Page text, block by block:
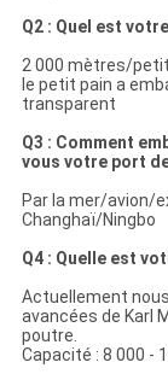
Q2 : Quel est
2 000 mètres/
le petit pain a
transparent
Q3 : Comment
vous votre port
Par la mer/avion/
Changhaï/Ningbo
Q4 : Quelle est
Actuellement
avancées de Karl
poutre.
Capacité : 8 000 -